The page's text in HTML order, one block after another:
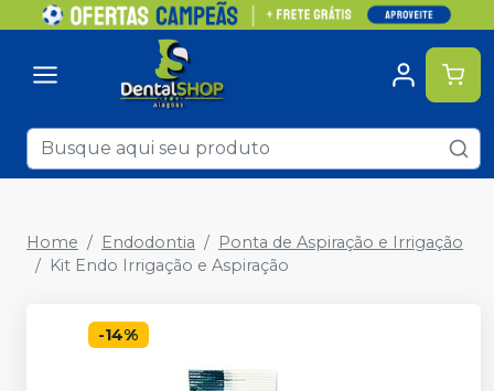
Home Endodontia
Ponta de Aspiração e Irrigação
Kit Endo Irrigação e Aspiração
-14%